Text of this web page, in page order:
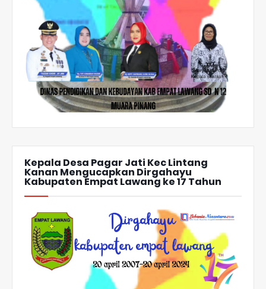
Kepala Desa Pagar Jati Kec Lintang
Kanan Mengucapkan Dirgahayu
Kabupaten Empat Lawang ke 17 Tahun